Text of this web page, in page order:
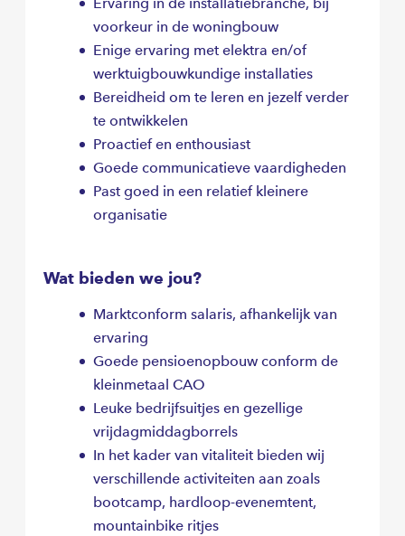
Ervaring in de installatiebranche, bij
voorkeur in de woningbouw
Enige ervaring met elektra en/of
werktuigbouwkundige installaties
Bereidheid om te leren en jezelf verder
te ontwikkelen
Proactief en enthousiast
Goede communicatieve vaardigheden
Past goed in een relatief kleinere
organisatie
Wat bieden we jou?
Marktconform salaris, afhankelijk van
ervaring
Goede pensioenopbouw conform de
kleinmetaal CAO
Leuke bedrijfsuitjes en gezellige
vrijdagmiddagborrels
In het kader van vitaliteit bieden wij
verschillende activiteiten aan zoals
bootcamp, hardloop-evenemtent,
mountainbike ritjes